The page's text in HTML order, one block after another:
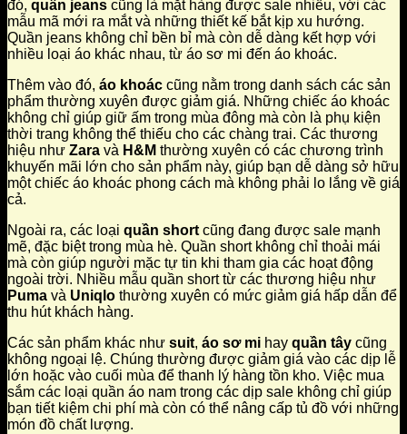
đó, quần jeans cũng là mặt hàng được sale nhiều, với các
mẫu mã mới ra mắt và những thiết kế bắt kịp xu hướng.
Quần jeans không chỉ bền bỉ mà còn dễ dàng kết hợp với
nhiều loại áo khác nhau, từ áo sơ mi đến áo khoác.
Thêm vào đó, áo khoác cũng nằm trong danh sách các sản
phẩm thường xuyên được giảm giá. Những chiếc áo khoác
không chỉ giúp giữ ấm trong mùa đông mà còn là phụ kiện
thời trang không thể thiếu cho các chàng trai. Các thương
hiệu như Zara và H&M thường xuyên có các chương trình
khuyến mãi lớn cho sản phẩm này, giúp bạn dễ dàng sở hữu
một chiếc áo khoác phong cách mà không phải lo lắng về giá
cả.
Ngoài ra, các loại quần short cũng đang được sale mạnh
mẽ, đặc biệt trong mùa hè. Quần short không chỉ thoải mái
mà còn giúp người mặc tự tin khi tham gia các hoạt động
ngoài trời. Nhiều mẫu quần short từ các thương hiệu như
Puma và Uniqlo thường xuyên có mức giảm giá hấp dẫn để
thu hút khách hàng.
Các sản phẩm khác như suit, áo sơ mi hay quần tây cũng
không ngoại lệ. Chúng thường được giảm giá vào các dịp lễ
lớn hoặc vào cuối mùa để thanh lý hàng tồn kho. Việc mua
sắm các loại quần áo nam trong các dịp sale không chỉ giúp
bạn tiết kiệm chi phí mà còn có thể nâng cấp tủ đồ với những
món đồ chất lượng.